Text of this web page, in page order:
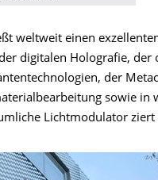
weltweit einen
digitalen Holografie,
der
sowie in
Lichtmodulator ziert